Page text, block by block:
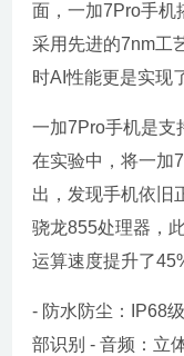
面，一加7Pro手机
采用先进的7nm工
时AI性能更是实现
一加7Pro手机是支
在实验中，将一加
出，发现手机依旧
骁龙855处理器，
运算速度提升了
- 防水防尘：IP68
部识别 - 音频：立